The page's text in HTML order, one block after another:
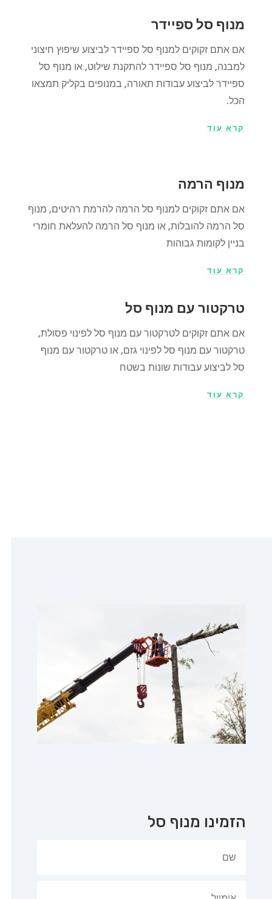
מנוף סל ספיידר
אם אתם זקוקים למנוף סל ספיידר לביצוע שיפוץ חיצוני
למבנה, מנוף סל ספיידר להתקנת שילוט, או מנוף סל
ספיידר לביצוע עבודות תאורה, במנופים בקליק תמצאו
הכל.
קרא עוד
מנוף הרמה
אם אתם זקוקים למנוף סל הרמה להרמת רהיטים, מנוף
סל הרמה להובלות, או מנוף סל הרמה להעלאת חומרי
בניין לקומות גבוהות
קרא עוד
טרקטור עם מנוף סל
אם אתם זקוקים לטרקטור עם מנוף סל לפינוי פסולת,
טרקטור עם מנוף סל לפינוי גזם, או טרקטור עם מנוף
סל לביצוע עבודות שונות בשטח
קרא עוד
הזמינו מנוף סל